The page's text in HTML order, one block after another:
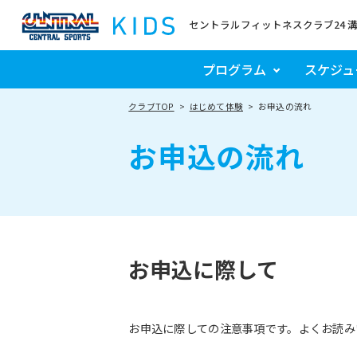
セントラルフィットネスクラブ24
プログラム スケジ
クラブTOP はじめて体験 お申込の流れ
お申込の流れ
お申込に際して
お申込に際しての注意事項です。よくお読